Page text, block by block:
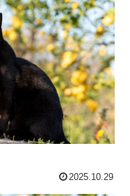
2025.10.29